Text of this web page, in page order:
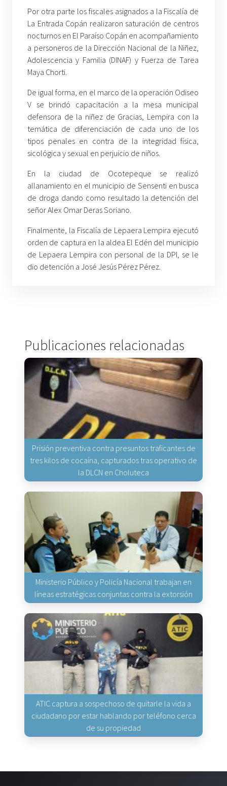
Por otra parte los fiscales asignados a la Fiscalía de
La Entrada Copán realizaron saturación de centros
nocturnos en El Paraíso Copán en acompañamiento
a personeros de la Dirección Nacional de la Niñez,
Adolescencia y Familia (DINAF) y Fuerza de Tarea
Maya Chorti.
De igual forma, en el marco de la operación Odiseo
V se brindó capacitación a la mesa municipal
defensora de la niñez de Gracias, Lempira con la
temática de diferenciación de cada uno de los
tipos penales en contra de la integridad física,
sicológica y sexual en perjuicio de niños.
En la ciudad de Ocotepeque se realizó
allanamiento en el municipio de Sensenti en busca
de droga dando como resultado la detención del
señor Alex Omar Deras Soriano.
Finalmente, la Fiscalía de Lepaera Lempira ejecutó
orden de captura en la aldea El Edén del municipio
de Lepaera Lempira con personal de la DPI, se le
dio detención a José Jesús Pérez Pérez.
Publicaciones relacionadas
Prisión preventiva contra presuntos traficantes de
tres kilos de cocaína, capturados tras operativo de
la DLCN en Choluteca
Ministerio Público y Policía Nacional trabajan en
líneas estratégicas conjuntas contra la extorsión
ATIC captura a sospechoso de quitarle la vida a
ciudadano por estar hablando por teléfono cerca
de su propiedad